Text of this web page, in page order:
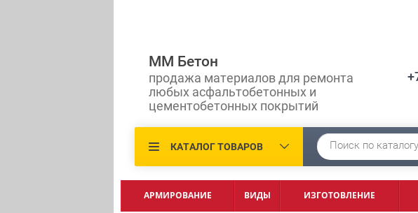
ММ Бетон
продажа материалов для ремонта
любых асфальтобетонных и
цементобетонных покрытий
КАТАЛОГ ТОВАРОВ
АРМИРОВАНИЕ ВИДЫ ИЗГОТОВЛЕНИЕ